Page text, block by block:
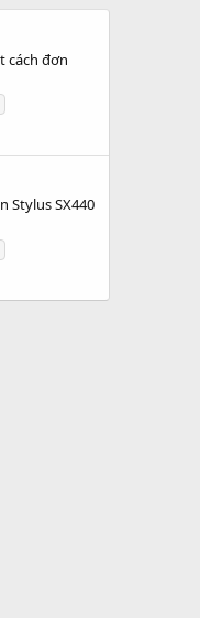
cách đơn
Stylus SX440